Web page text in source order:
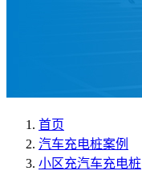
首页
汽车充电桩案例
小区充汽车充电桩